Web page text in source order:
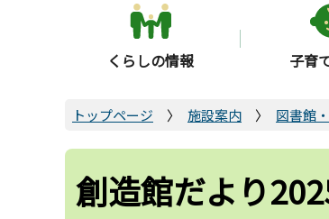
くらしの情報 子育
トップページ 施設案内 図書館
創造館だより